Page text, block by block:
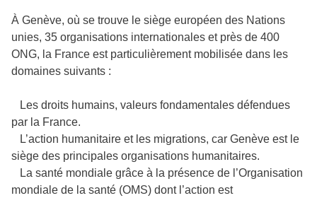
À Genève, où se trouve le siège européen des Nations
unies, 35 organisations internationales et près de 400
ONG, la France est particulièrement mobilisée dans les
domaines suivants :
Les droits humains, valeurs fondamentales défendues
par la France.
L’action humanitaire et les migrations, car Genève est le
siège des principales organisations humanitaires.
La santé mondiale grâce à la présence de l’Organisation
mondiale de la santé (OMS) dont l’action est